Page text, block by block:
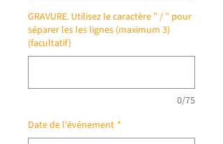
GRAVURE. Utilisez le caractère " / " pour
séparer les les lignes (maximum 3)
(facultatif)
0/75
Date de l'événement *